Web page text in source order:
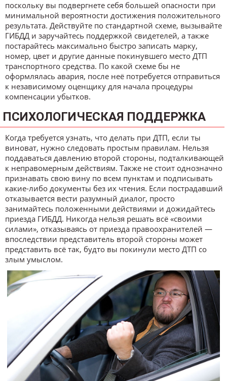
поскольку вы подвергнете себя большей опасности при
минимальной вероятности достижения положительного
результата. Действуйте по стандартной схеме, вызывайте
ГИБДД и заручайтесь поддержкой свидетелей, а также
постарайтесь максимально быстро записать марку,
номер, цвет и другие данные покинувшего место ДТП
транспортного средства. По какой схеме бы не
оформлялась авария, после неё потребуется отправиться
к независимому оценщику для начала процедуры
компенсации убытков.
ПСИХОЛОГИЧЕСКАЯ ПОДДЕРЖКА
Когда требуется узнать, что делать при ДТП, если ты
виноват, нужно следовать простым правилам. Нельзя
поддаваться давлению второй стороны, подталкивающей
к неправомерным действиям. Также не стоит однозначно
признавать свою вину по всем пунктам и подписывать
какие-либо документы без их чтения. Если пострадавший
отказывается вести разумный диалог, просто
занимайтесь положенными действиями и дожидайтесь
приезда ГИБДД. Никогда нельзя решать всё «своими
силами», отказываясь от приезда правоохранителей —
впоследствии представитель второй стороны может
представить всё так, будто вы покинули место ДТП со
злым умыслом.